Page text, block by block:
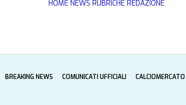
HOME NEWS RUBRICHE REDAZIONE
BREAKING NEWS COMUNICATI UFFICIALI CALCIOMERCATO